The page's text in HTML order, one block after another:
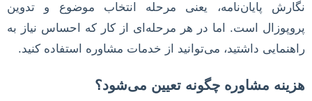
نگارش پایان‌نامه، یعنی مرحله انتخاب موضوع و تدوین
پروپوزال است. اما در هر مرحله‌ای از کار که احساس نیاز به
راهنمایی داشتید، می‌توانید از خدمات مشاوره استفاده کنید.
هزینه مشاوره چگونه تعیین می‌شود؟